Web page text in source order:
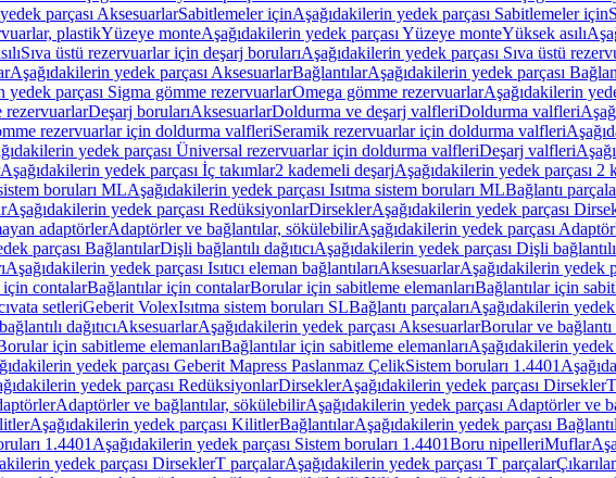
parçası AksesuarlarSabitlemeler içinAşağıdakilerin yedek parçası Sabitlemeler için
plastikYüzeye monteAşağıdakilerin yedek parçası Yüzeye monteYüksek asılı
Sıva üstü rezervuarlar için deşarj borularıAşağıdakilerin yedek parçası Sıva üstü
Aşağıdakilerin yedek parçası AksesuarlarBağlantılarAşağıdakilerin yedek parçası
yedek parçası Sigma gömme rezervuarlarOmega gömme rezervuarlarAşağıdakilerin
rezervuarlarDeşarj borularıAksesuarlarDoldurma ve deşarj valfleriDoldurma valfleri
rezervuarlar için doldurma valfleriSeramik rezervuarlar için doldurma valfleri
yedek parçası Üniversal rezervuarlar için doldurma valfleriDeşarj valfleri
Aşağıdakilerin yedek parçası İç takımlar2 kademeli deşarjAşağıdakilerin yedek parçası 2
boruları MLAşağıdakilerin yedek parçası Isıtma sistem boruları MLBağlantı
Aşağıdakilerin yedek parçası RedüksiyonlarDirseklerAşağıdakilerin yedek parçası
adaptörlerAdaptörler ve bağlantılar, sökülebilirAşağıdakilerin yedek parçası
parçası BağlantılarDişli bağlantılı dağıtıcıAşağıdakilerin yedek parçası Dişli bağlantılı
Aşağıdakilerin yedek parçası Isıtıcı eleman bağlantılarıAksesuarlarAşağıdakilerin yedek
için contalarBağlantılar için contalarBorular için sabitleme elemanlarıBağlantılar için
setleriGeberit VolexIsıtma sistem boruları SLBağlantı parçalarıAşağıdakilerin yedek
dağıtıcıAksesuarlarAşağıdakilerin yedek parçası AksesuarlarBorular ve
için sabitleme elemanlarıBağlantılar için sabitleme elemanlarıAşağıdakilerin
yedek parçası Geberit Mapress Paslanmaz ÇelikSistem boruları 1.4401
yedek parçası RedüksiyonlarDirseklerAşağıdakilerin yedek parçası Dirsekler
Adaptörler ve bağlantılar, sökülebilirAşağıdakilerin yedek parçası Adaptörler ve
Aşağıdakilerin yedek parçası KilitlerBağlantılarAşağıdakilerin yedek parçası
1.4401 Aşağıdakilerin yedek parçası Sistem boruları 1.4401Boru nipelleriMuflar
yedek parçası DirseklerT parçalarAşağıdakilerin yedek parçası T parçalar